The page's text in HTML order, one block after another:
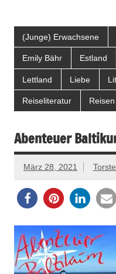
(Junge) Erwachsene
Emily Bähr Estland
Lettland Liebe
Reiseliteratur Reisen
Abenteuer
März 28, 2021